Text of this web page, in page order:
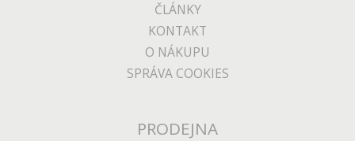
ČLÁNKY
KONTAKT
O NÁKUPU
SPRÁVA COOKIES
PRODEJNA